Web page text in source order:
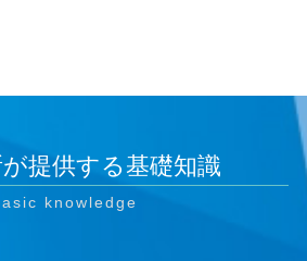
提供する基礎知識